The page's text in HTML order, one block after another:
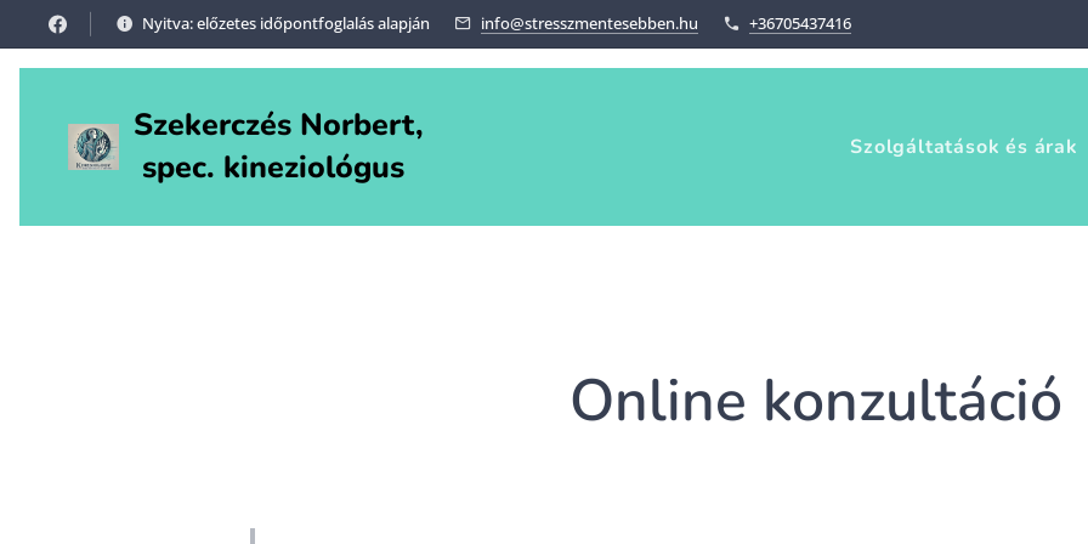
Nyitva: előzetes időpontfoglalás alapján info@stresszmentesebben.hu +36705437416
Szekerczés Norbert,
spec. kineziológus
Szolgáltatások és árak
Online konzultáció